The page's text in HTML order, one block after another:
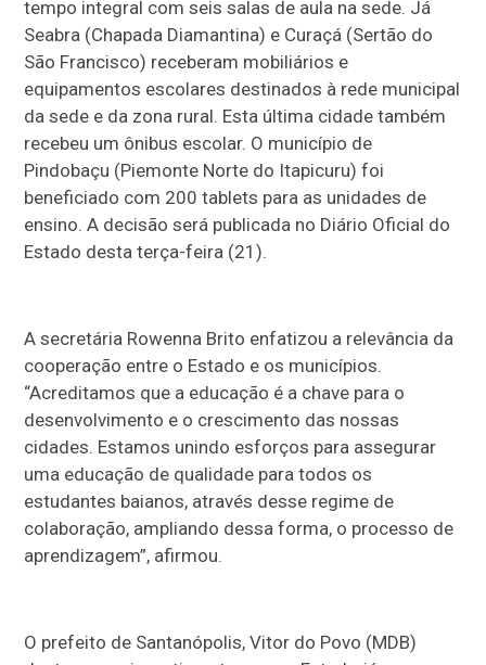
tempo integral com seis salas de aula na sede. Já
Seabra (Chapada Diamantina) e Curaçá (Sertão do
São Francisco) receberam mobiliários e
equipamentos escolares destinados à rede municipal
da sede e da zona rural. Esta última cidade também
recebeu um ônibus escolar. O município de
Pindobaçu (Piemonte Norte do Itapicuru) foi
beneficiado com 200 tablets para as unidades de
ensino. A decisão será publicada no Diário Oficial do
Estado desta terça-feira (21).
A secretária Rowenna Brito enfatizou a relevância da
cooperação entre o Estado e os municípios.
“Acreditamos que a educação é a chave para o
desenvolvimento e o crescimento das nossas
cidades. Estamos unindo esforços para assegurar
uma educação de qualidade para todos os
estudantes baianos, através desse regime de
colaboração, ampliando dessa forma, o processo de
aprendizagem”, afirmou.
O prefeito de Santanópolis, Vitor do Povo (MDB)